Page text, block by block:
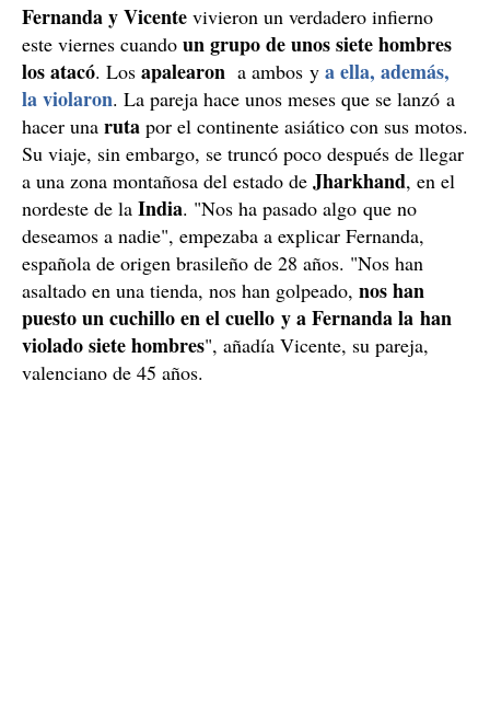
Fernanda y Vicente vivieron un verdadero infierno
este viernes cuando un grupo de unos siete hombres
los atacó. Los apalearon a ambos y a ella, además,
la violaron. La pareja hace unos meses que se lanzó a
hacer una ruta por el continente asiático con sus motos.
Su viaje, sin embargo, se truncó poco después de llegar
a una zona montañosa del estado de Jharkhand, en el
nordeste de la India. "Nos ha pasado algo que no
deseamos a nadie", empezaba a explicar Fernanda,
española de origen brasileño de 28 años. "Nos han
asaltado en una tienda, nos han golpeado, nos han
puesto un cuchillo en el cuello y a Fernanda la han
violado siete hombres", añadía Vicente, su pareja,
valenciano de 45 años.